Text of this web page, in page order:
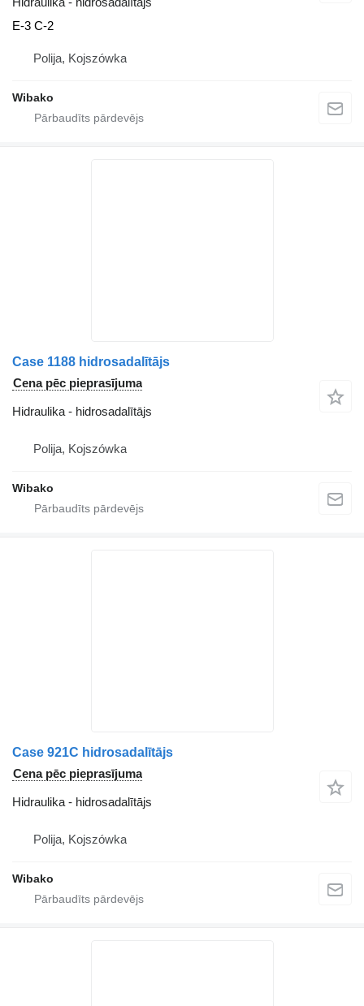
E-3 C-2
Polija, Kojszówka
Wibako
Case 1188 hidrosadalītājs
Cena pēc pieprasījuma
Hidraulika - hidrosadalītājs
Polija, Kojszówka
Wibako
Case 921C hidrosadalītājs
Cena pēc pieprasījuma
Hidraulika - hidrosadalītājs
Polija, Kojszówka
Wibako